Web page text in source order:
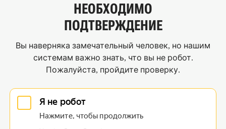
НЕОБХОДИМО
ПОДТВЕРЖДЕНИЕ
Вы наверняка замечательный человек, но нашим
системам важно знать, что вы не робот.
Пожалуйста, пройдите проверку.